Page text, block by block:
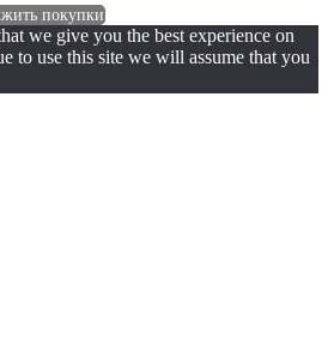
покупки
we give you the best experience on
to use this site we will assume that you